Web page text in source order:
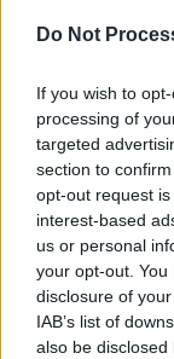
Do Not
If you wish to
processing of
targeted
section to
opt-out request
interest-based
us or personal
your opt-out.
disclosure of
IAB’s list of
also be
«Του λέω
σου γ... τη